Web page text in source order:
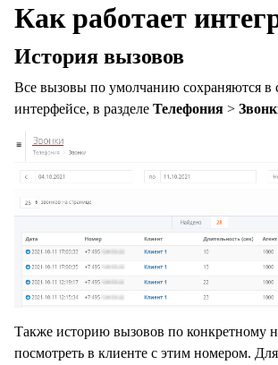
Как работает
История вызовов
Все вызовы по умолчанию сохраняются в
интерфейсе, в разделе Телефония >
Также историю вызовов по конкретному
посмотреть в клиенте с этим номером.